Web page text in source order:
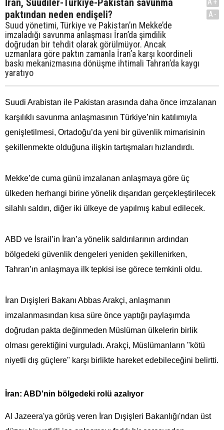
paktından neden endişeli?
Suud yönetimi, Türkiye ve Pakistan’ın Mekke’de
imzaladığı savunma anlaşması İran’da şimdilik
doğrudan bir tehdit olarak görülmüyor. Ancak
uzmanlara göre paktın zamanla İran’a karşı koordineli
baskı mekanizmasına dönüşme ihtimali Tahran’da kaygı
yaratıyo
A-
Suudi Arabistan ile Pakistan arasında daha önce imzalanan
karşılıklı savunma anlaşmasının Türkiye’nin katılımıyla
genişletilmesi, Ortadoğu’da yeni bir güvenlik mimarisinin
şekillenmekte olduğuna ilişkin tartışmaları hızlandırdı.
Mekke’de cuma günü imzalanan anlaşmaya göre üç
ülkeden herhangi birine yönelik dışarıdan gerçekleştirilecek
silahlı saldırı, diğer iki ülkeye de yapılmış kabul edilecek.
ABD ve İsrail’in İran’a yönelik saldırılarının ardından
bölgedeki güvenlik dengeleri yeniden şekillenirken,
Tahran’ın anlaşmaya ilk tepkisi ise görece temkinli oldu.
İran Dışişleri Bakanı Abbas Arakçi, anlaşmanın
imzalanmasından kısa süre önce yaptığı paylaşımda
doğrudan pakta değinmeden Müslüman ülkelerin birlik
olması gerektiğini vurguladı. Arakçi, Müslümanların "kötü
niyetli dış güçlere" karşı birlikte hareket edebileceğini belirtti.
İran: ABD'nin bölgedeki rolü azalıyor
Al Jazeera'ya görüş veren İran Dışişleri Bakanlığı'ndan üst